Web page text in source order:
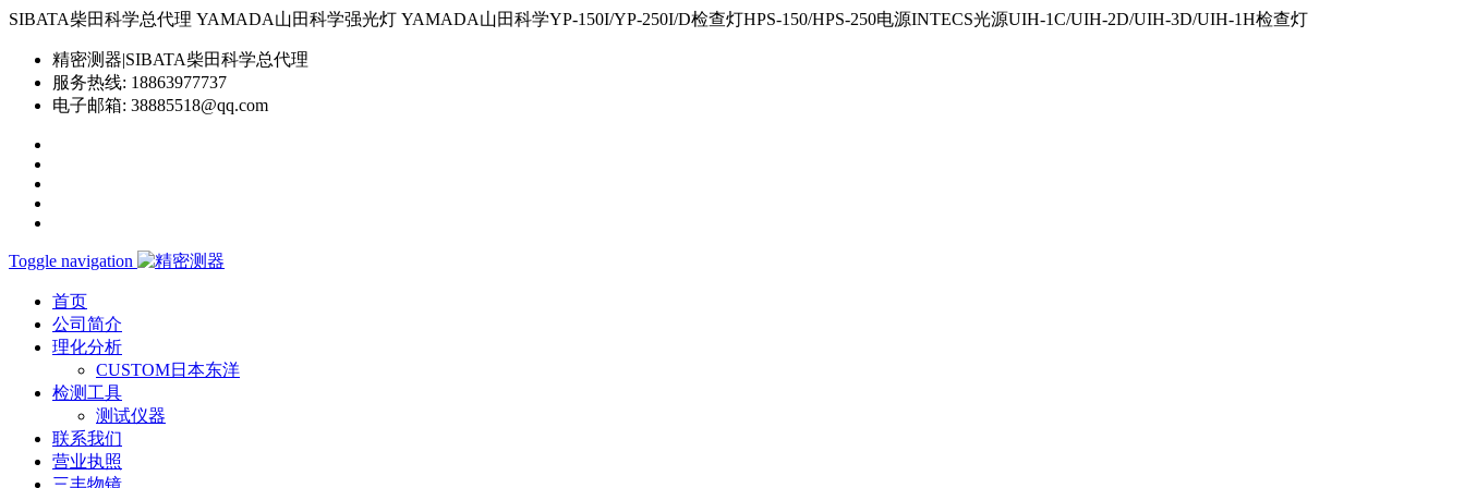
SIBATA柴田科学总代理 YAMADA山田科学强光灯 YAMADA山田科学YP-150I/YP-250I/D检查灯HPS-150/HPS-250电源INTECS光源UIH-1C/UIH-2D/UIH-3D/UIH-1H检查灯
精密测器|SIBATA柴田科学总代理
服务热线: 18863977737
电子邮箱: 38885518@qq.com
Toggle navigation
首页
公司简介
理化分析
CUSTOM日本东洋
检测工具
测试仪器
联系我们
营业执照
三丰物镜